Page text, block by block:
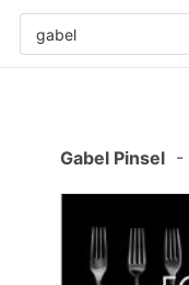
Gabel Pinsel -